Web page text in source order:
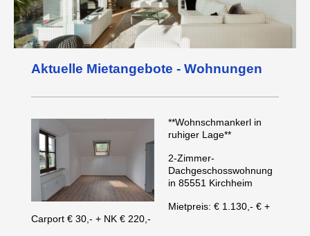
Aktuelle Mietangebote - Wohnungen
**Wohnschmankerl in
ruhiger Lage**
2-Zimmer-
Dachgeschosswohnung
in 85551 Kirchheim
Mietpreis: € 1.130,- € +
Carport € 30,- + NK € 220,-